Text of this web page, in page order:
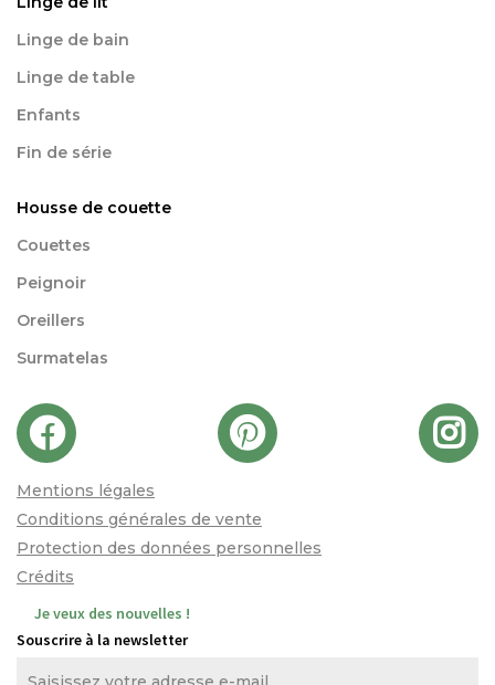
Linge de bain
Linge de table
Enfants
Fin de série
Housse de couette
Couettes
Peignoir
Oreillers
Surmatelas
Mentions légales
Conditions générales de vente
Protection des données personnelles
Crédits
Je veux des nouvelles !
Souscrire à la newsletter